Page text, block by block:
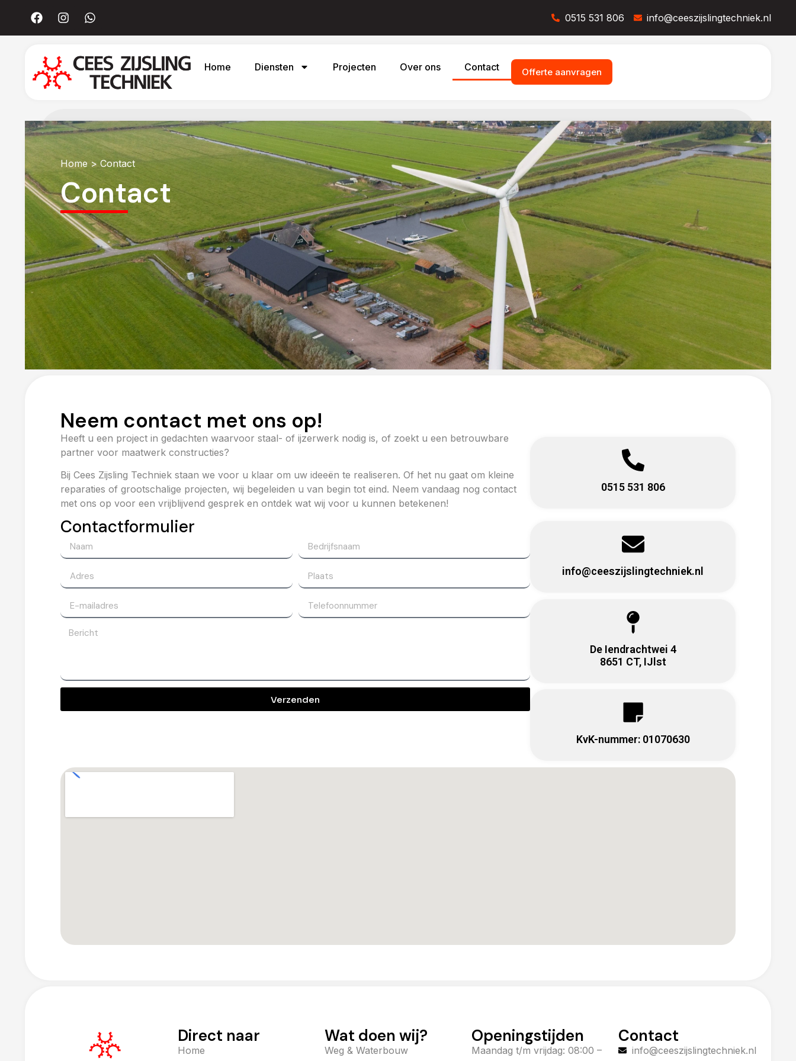
0515 531 806 info@ceeszijslingtechniek.nl
Home Diensten Projecten Over ons Contact Offerte aanvragen
Home > Contact
Contact
Neem contact met ons op!
Heeft u een project in gedachten waarvoor staal- of ijzerwerk nodig is, of zoekt u een betrouwbare
partner voor maatwerk constructies?
Bij Cees Zijsling Techniek staan we voor u klaar om uw ideeën te realiseren. Of het nu gaat om kleine
reparaties of grootschalige projecten, wij begeleiden u van begin tot eind. Neem vandaag nog contact
met ons op voor een vrijblijvend gesprek en ontdek wat wij voor u kunnen betekenen!
Contactformulier
Verzenden
0515 531 806
info@ceeszijslingtechniek.nl
De Iendrachtwei 4
8651 CT, IJlst
KvK-nummer: 01070630
Direct naar
Home
Wat doen wij?
Weg & Waterbouw
Openingstijden
Maandag t/m vrijdag: 08:00 –
Contact
info@ceeszijslingtechniek.nl